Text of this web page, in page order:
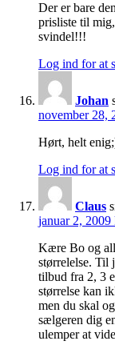
Der er bare
prisliste til
svindel!!!
Log ind for at
Johan
november 28,
Hørt, helt
Log ind for at
Claus
januar 2,
Kære Bo og
størrelelse. Til
tilbud fra 2, 3
størrelse kan
men du skal
sælgeren dig
ulemper at